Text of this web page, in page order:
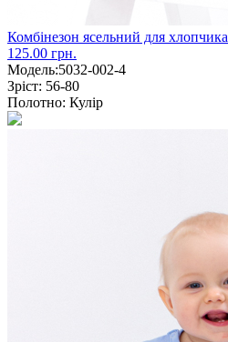
Комбінезон ясельний для хлопчика
125.00 грн.
Модель:5032-002-4
Зріст: 56-80
Полотно: Кулір